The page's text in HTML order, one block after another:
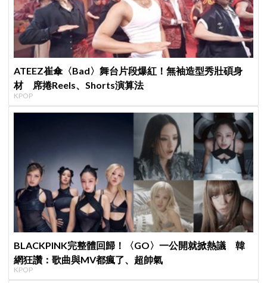
ATEEZ崔傘〈Bad〉舞台片段爆紅！無袖造型秀壯碩身
材 席捲Reels、Shorts演算法
KPOP
BLACKPINK完整體回歸！〈GO〉一公開就掀熱議 韓
網狂讚：歌曲與MV都瘋了、超帥氣
KPOP